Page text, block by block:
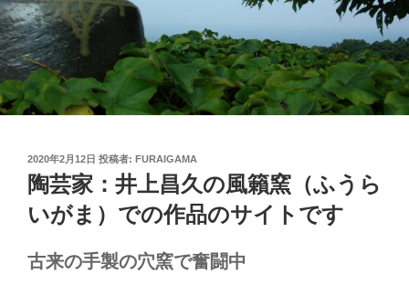
投
稿
日:
2020年2月12日 投稿者: FURAIGAMA
陶芸家：井上昌久の風籟窯（ふうら
いがま）での作品のサイトです
古来の手製の穴窯で奮闘中